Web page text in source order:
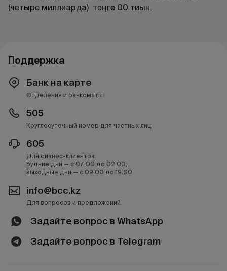
(четыре миллиарда) теңге 00 тиын.
Поддержка
Банк на карте
Отделения и банкоматы
505
Круглосуточный номер для частных лиц
605
Для бизнес-клиентов.
Будние дни — с 07:00 до 02:00;
выходные дни — с 09:00 до 19:00
info@bcc.kz
Для вопросов и предложений
Задайте вопрос в WhatsApp
Задайте вопрос в Telegram